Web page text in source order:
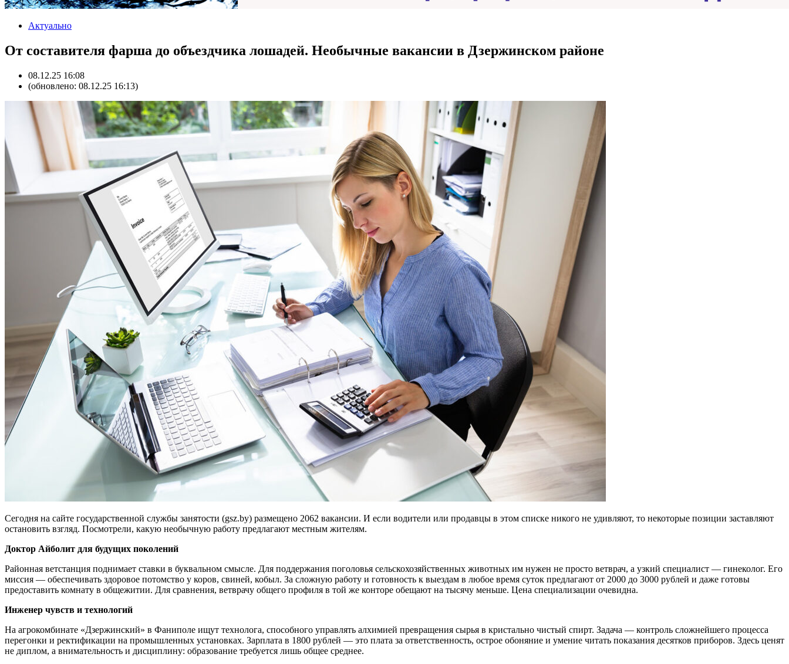
Актуально
От составителя фарша до объездчика лошадей. Необычные вакансии в Дзержинском районе
08.12.25 16:08
(обновлено: 08.12.25 16:13)
Сегодня на сайте государственной службы занятости (gsz.by) размещено 2062 вакансии. И если водители или продавцы в этом списке никого не удивляют, то некоторые позиции заставляют
остановить взгляд. Посмотрели, какую необычную работу предлагают местным жителям.
Доктор Айболит для будущих поколений
Районная ветстанция поднимает ставки в буквальном смысле. Для поддержания поголовья сельскохозяйственных животных им нужен не просто ветврач, а узкий специалист — гинеколог. Его
миссия — обеспечивать здоровое потомство у коров, свиней, кобыл. За сложную работу и готовность к выездам в любое время суток предлагают от 2000 до 3000 рублей и даже готовы
предоставить комнату в общежитии. Для сравнения, ветврачу общего профиля в той же конторе обещают на тысячу меньше. Цена специализации очевидна.
Инженер чувств и технологий
На агрокомбинате «Дзержинский» в Фаниполе ищут технолога, способного управлять алхимией превращения сырья в кристально чистый спирт. Задача — контроль сложнейшего процесса
перегонки и ректификации на промышленных установках. Зарплата в 1800 рублей — это плата за ответственность, острое обоняние и умение читать показания десятков приборов. Здесь ценят
не диплом, а внимательность и дисциплину: образование требуется лишь общее среднее.